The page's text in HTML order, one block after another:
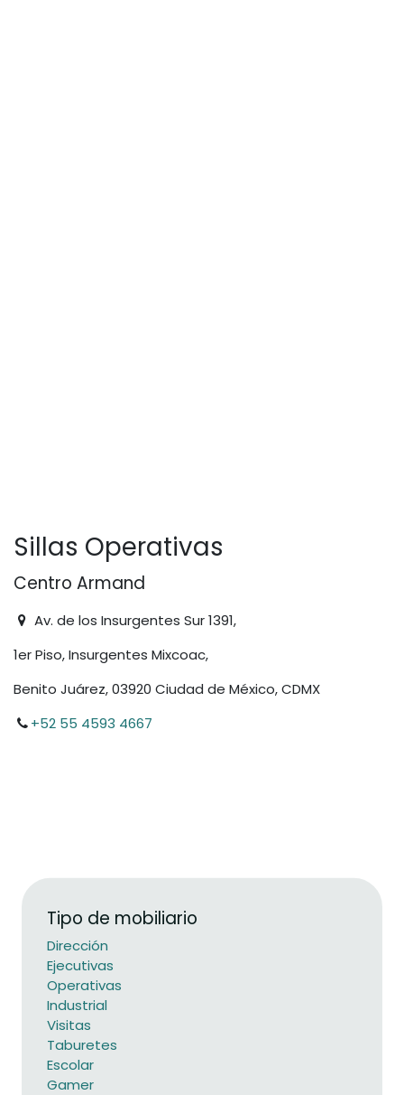
Sillas Operativas
Centro Armand
Av. de los Insurgentes Sur 1391,
1er Piso, Insurgentes Mixcoac,
Benito Juárez, 03920 Ciudad de México, CDMX
+52 55 4593 4667
Tipo de mobiliario
Dirección
Ejecutivas
Operativas
Industrial
Visitas
Taburetes
Escolar
Gamer